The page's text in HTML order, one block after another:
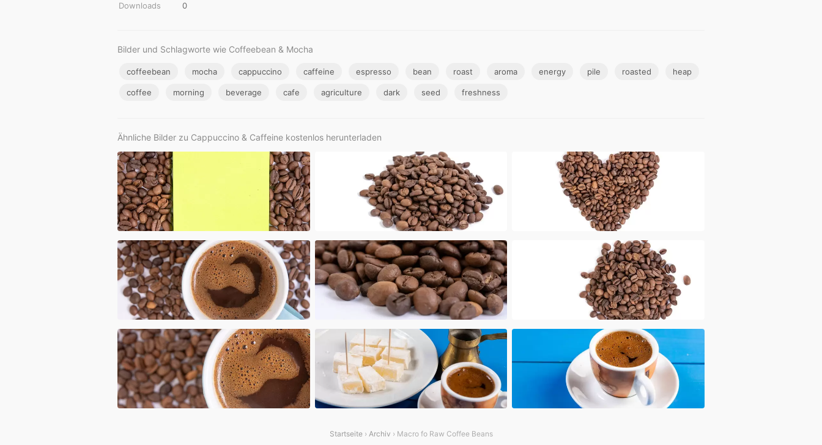
Downloads
0
Bilder und Schlagworte wie Coffeebean & Mocha
coffeebean mocha cappuccino caffeine espresso bean roast aroma energy pile roasted heap
coffee morning beverage cafe agriculture dark seed freshness
Ähnliche Bilder zu Cappuccino & Caffeine kostenlos herunterladen
Startseite› Archiv › Macro fo Raw Coffee Beans